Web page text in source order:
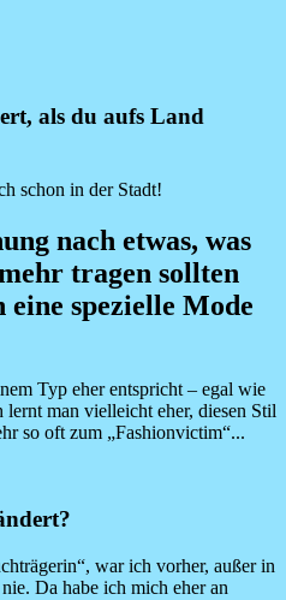
als du aufs Land
schon in der Stadt!
nach etwas, was
tragen sollten
spezielle Mode
Typ eher entspricht – egal wie
man vielleicht eher, diesen Stil
so oft zum „Fashionvictim“...
war ich vorher, außer in
Da habe ich mich eher an